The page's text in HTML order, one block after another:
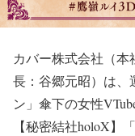
カバー株式会社（
長：谷郷元昭）は、
ン」傘下の女性
【秘密結社holoX】